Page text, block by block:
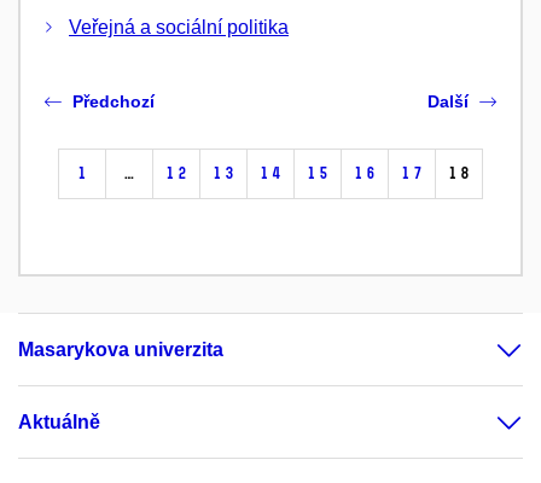
Veřejná a sociální politika
Předchozí
1 … 12 13 14 15 16 17 18
Další
Masarykova univerzita
Aktuálně